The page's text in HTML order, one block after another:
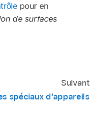
pour en
de surfaces
Suivant
spéciaux d’appareils